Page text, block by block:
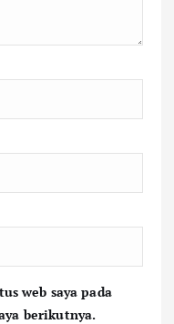
web saya pada
berikutnya.